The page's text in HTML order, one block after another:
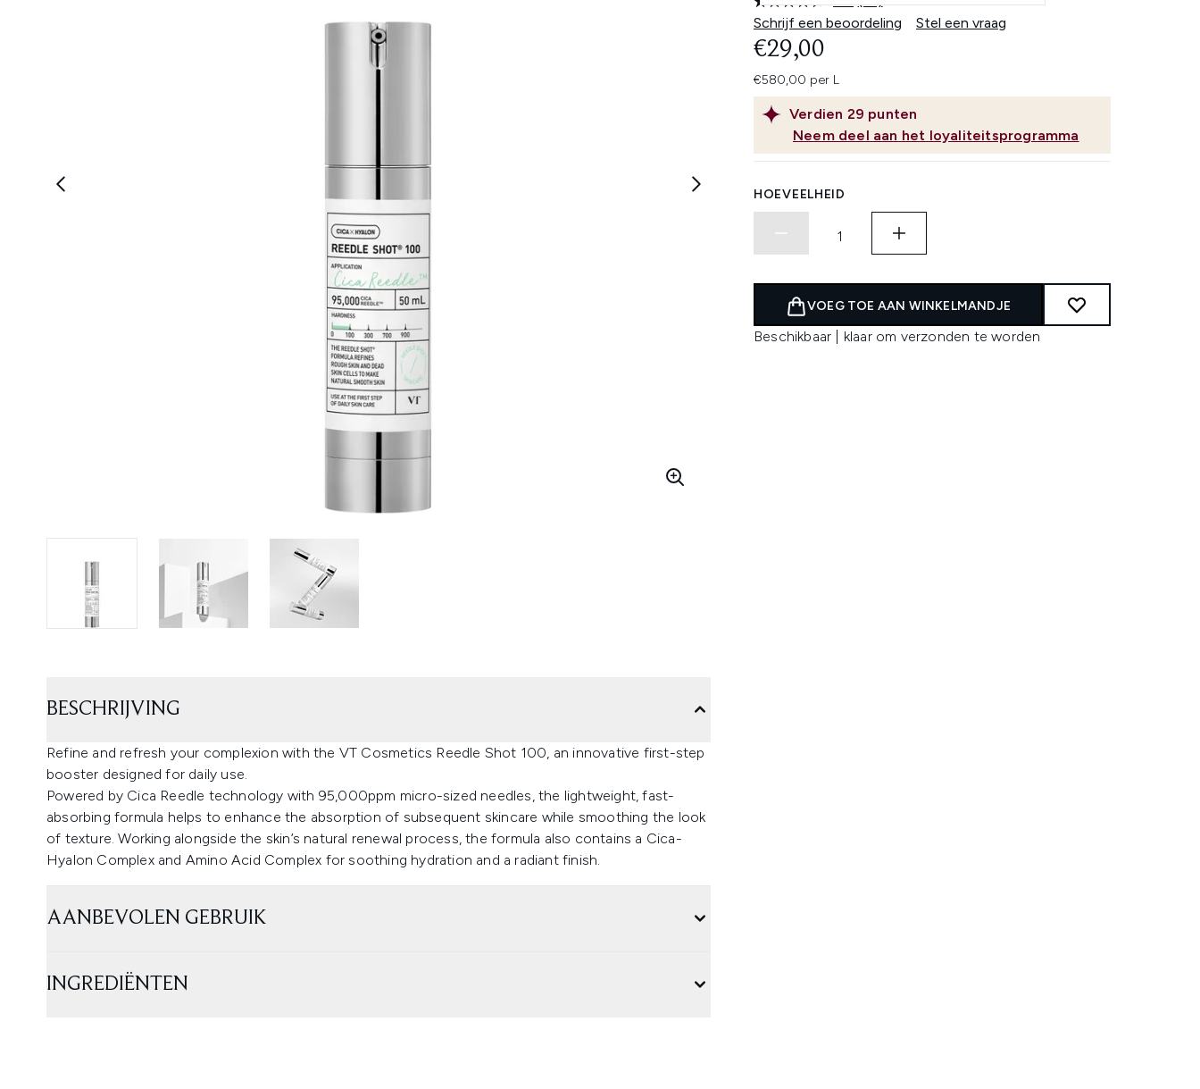
Lees
10
beoordelingen.
Schrijf een beoordeling
Stel een vraag
Verdien 29 punten
Neem deel aan het loyaliteitsprogramma
€29,00
€580,00 per L
HOEVEELHEID
VOEG TOE AAN WINKELMANDJE
Beschikbaar | klaar om verzonden te worden
BESCHRIJVING
Refine and refresh your complexion with the VT Cosmetics Reedle Shot 100, an innovative first-step
booster designed for daily use.
Powered by Cica Reedle technology with 95,000ppm micro-sized needles, the lightweight, fast-
absorbing formula helps to enhance the absorption of subsequent skincare while smoothing the look
of texture. Working alongside the skin’s natural renewal process, the formula also contains a Cica-
Hyalon Complex and Amino Acid Complex for soothing hydration and a radiant finish.
AANBEVOLEN GEBRUIK
INGREDIËNTEN